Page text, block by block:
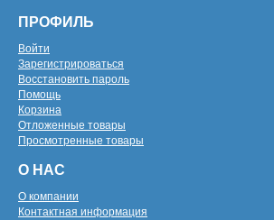
ПРОФИЛЬ
Войти
Зарегистрироваться
Восстановить пароль
Помощь
Корзина
Отложенные товары
Просмотренные товары
О НАС
О компании
Контактная информация